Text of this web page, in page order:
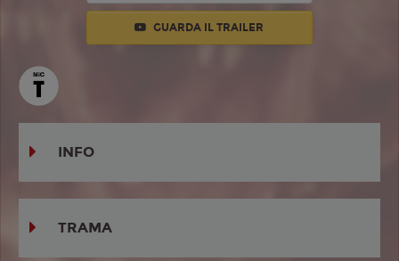
GUARDA IL TRAILER
INFO
TRAMA